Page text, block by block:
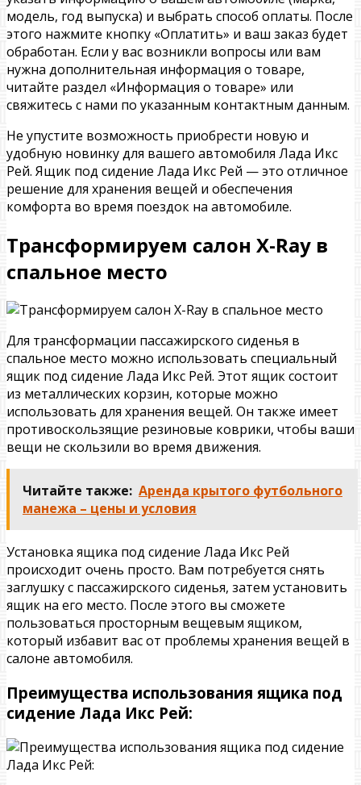
модель, год выпуска) и выбрать способ оплаты. После
этого нажмите кнопку «Оплатить» и ваш заказ будет
обработан. Если у вас возникли вопросы или вам
нужна дополнительная информация о товаре,
читайте раздел «Информация о товаре» или
свяжитесь с нами по указанным контактным данным.
Не упустите возможность приобрести новую и
удобную новинку для вашего автомобиля Лада Икс
Рей. Ящик под сидение Лада Икс Рей — это отличное
решение для хранения вещей и обеспечения
комфорта во время поездок на автомобиле.
Трансформируем салон X-Ray в
спальное место
Для трансформации пассажирского сиденья в
спальное место можно использовать специальный
ящик под сидение Лада Икс Рей. Этот ящик состоит
из металлических корзин, которые можно
использовать для хранения вещей. Он также имеет
противоскользящие резиновые коврики, чтобы ваши
вещи не скользили во время движения.
Читайте также: Аренда крытого футбольного
манежа – цены и условия
Установка ящика под сидение Лада Икс Рей
происходит очень просто. Вам потребуется снять
заглушку с пассажирского сиденья, затем установить
ящик на его место. После этого вы сможете
пользоваться просторным вещевым ящиком,
который избавит вас от проблемы хранения вещей в
салоне автомобиля.
Преимущества использования ящика под
сидение Лада Икс Рей: